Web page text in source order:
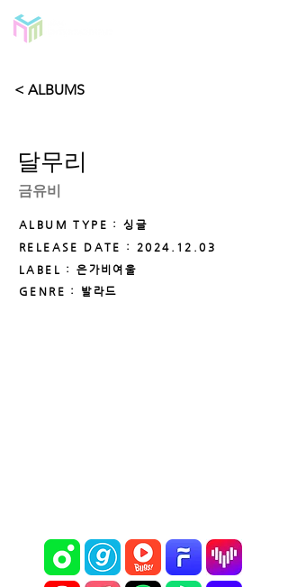
< ALBUMS
달무리
금유비
ALBUM TYPE : 싱글
RELEASE DATE : 2024.12.03
LABEL : 은가비여울
GENRE : 발라드